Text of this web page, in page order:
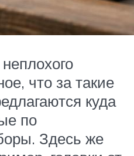
что за такие
куда
по
Здесь же